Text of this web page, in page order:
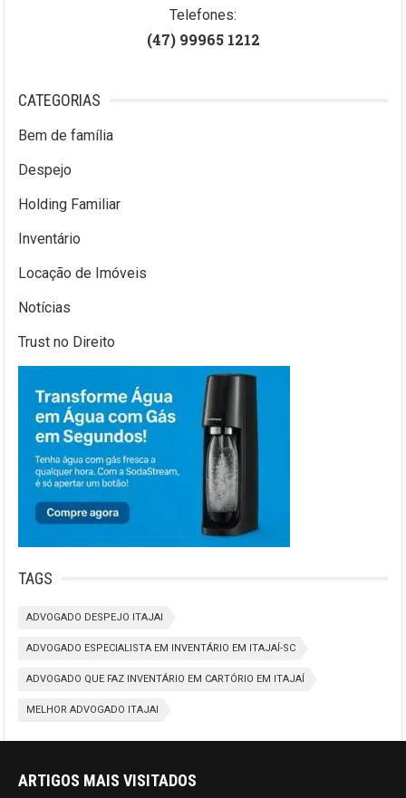
Telefones:
(47) 99965 1212
CATEGORIAS
Bem de família
Despejo
Holding Familiar
Inventário
Locação de Imóveis
Notícias
Trust no Direito
TAGS
ADVOGADO DESPEJO ITAJAI
ADVOGADO ESPECIALISTA EM INVENTÁRIO EM ITAJAÍ-SC
ADVOGADO QUE FAZ INVENTÁRIO EM CARTÓRIO EM ITAJAÍ
MELHOR ADVOGADO ITAJAI
ARTIGOS MAIS VISITADOS